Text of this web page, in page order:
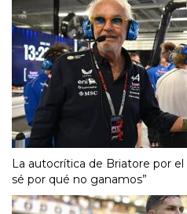
La autocrítica de Briatore por
sé por qué no ganamos”